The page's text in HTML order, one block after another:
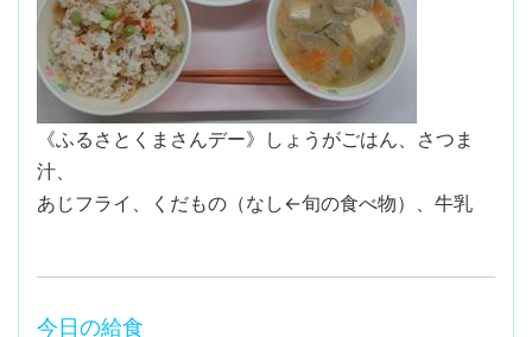
《ふるさとくまさんデー》しょうがごはん、さつま
汁、
あじフライ、くだもの（なし←旬の食べ物）、牛乳
今日の給食